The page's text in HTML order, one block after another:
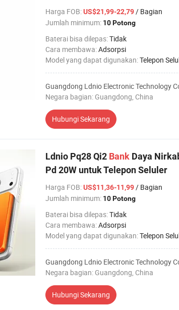
Harga FOB:US$21,99-22,79/ Bagian
Jumlah minimum: 10 Potong
Baterai bisa dilepas:Tidak
Cara membawa:Adsorpsi
Model yang dapat digunakan:Telepon
Guangdong Ldnio Electronic Technology
Negara bagian: Guangdong, China
Hubungi Sekarang
Ldnio Pq28 Qi2 Bank Daya
Pd 20W untuk Telepon Seluler
Harga FOB:US$11,36-11,99/ Bagian
Jumlah minimum: 10 Potong
Baterai bisa dilepas:Tidak
Cara membawa:Adsorpsi
Model yang dapat digunakan:Telepon
Guangdong Ldnio Electronic Technology
Negara bagian: Guangdong, China
Hubungi Sekarang